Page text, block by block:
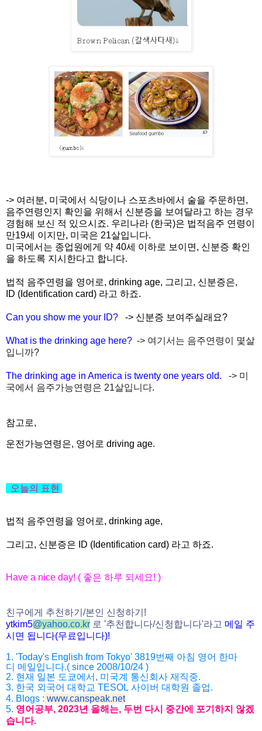
-> 여러분, 미국에서 식당이나 스포츠바에서 술을 주문하면,
음주연령인지 확인을 위해서 신분증을 보여달라고 하는 경우
경험해 보신 적 있으시죠. 우리나라 (한국)은 법적음주 연령이
만19세 이지만, 미국은 21살입니다.
미국에서는 종업원에게 약 40세 이하로 보이면, 신분증 확인
을 하도록 지시한다고 합니다.
법적 음주연령을 영어로, drinking age, 그리고, 신분증은,
ID (Identification card) 라고 하죠.
Can you show me your ID? -> 신분증 보여주실래요?
What is the drinking age here? -> 여기서는 음주연령이 몇살
입니까?
The drinking age in America is twenty one years old.
-> 미
국에서 음주가능연령은 21살입니다.
참고로,
운전가능연령은, 영어로 driving age.
오늘의 표현
법적 음주연령을 영어로, drinking age,
그리고, 신분증은 ID (Identification card) 라고 하죠.
Have a nice day! ( 좋은 하루 되세요! )
친구에게 추천하기 /본인 신청하기 !
ytkim5@yahoo.co.kr 로 '추천합니다/신청합니다'라고 메일 주
시면 됩니다(무료입니다)!
1. 'Today's English from Tokyo' 3819번째 아침 영어 한마
디 메일입니다.( since 2008/10/24 )
2. 현재 일본 도쿄에서 , 미국계 통신회사 재직중.
3. 한국 외국어 대학교 TESOL 사이버 대학원 졸업.
4. Blogs : www.canspeak.net
5. 영어공부, 2023년 올해는, 두번 다시 중간에 포기하지 않겠
습니 다.